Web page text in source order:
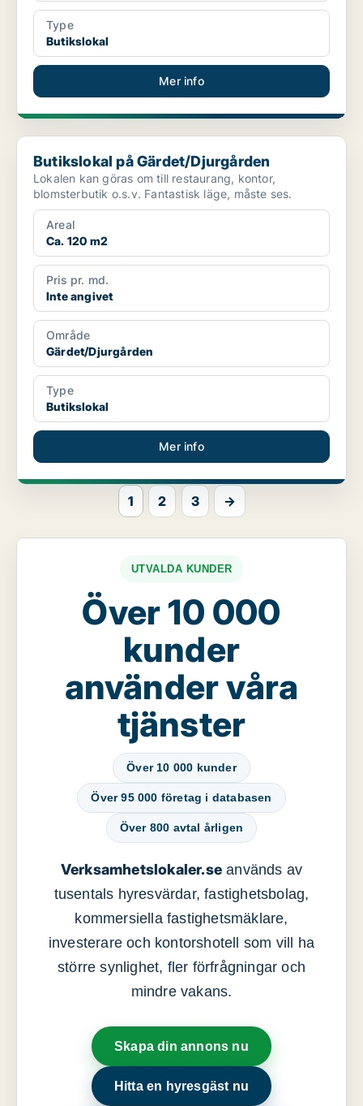
Type
Butikslokal
Mer info
Butikslokal på Gärdet/Djurgården
Butikslokal på Gärdet/Djurgården
Lokalen kan göras om till restaurang, kontor,
blomsterbutik o.s.v. Fantastisk läge, måste ses.
Areal
Ca. 120 m2
Pris pr. md.
Inte angivet
Område
Gärdet/Djurgården
Type
Butikslokal
Mer info
1 2 3 →
UTVALDA KUNDER
Över 10 000
kunder
använder våra
tjänster
Över 10 000 kunder
Över 95 000 företag i databasen
Över 800 avtal årligen
Verksamhetslokaler.se används av
tusentals hyresvärdar, fastighetsbolag,
kommersiella fastighetsmäklare,
investerare och kontorshotell som vill ha
större synlighet, fler förfrågningar och
mindre vakans.
Skapa din annons nu
Hitta en hyresgäst nu